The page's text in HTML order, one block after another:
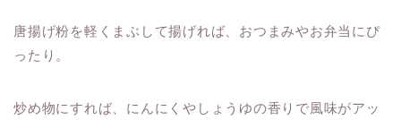
唐揚げ粉を軽くまぶして揚げれば、おつまみやお弁当にぴ
ったり。
炒め物にすれば、にんにくやしょうゆの香りで風味がアッ